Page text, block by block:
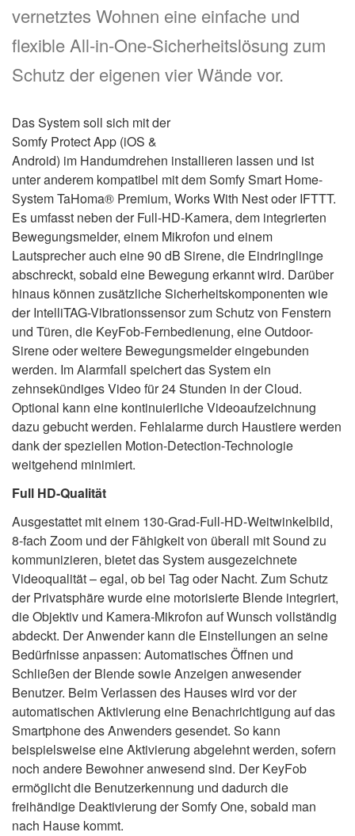
vernetztes Wohnen eine einfache und
flexible All-in-One-Sicherheitslösung zum
Schutz der eigenen vier Wände vor.
Das System soll sich mit der
Somfy Protect App (iOS &
Android) im Handumdrehen installieren lassen und ist
unter anderem kompatibel mit dem Somfy Smart Home-
System TaHoma® Premium, Works With Nest oder IFTTT.
Es umfasst neben der Full-HD-Kamera, dem integrierten
Bewegungsmelder, einem Mikrofon und einem
Lautsprecher auch eine 90 dB Sirene, die Eindringlinge
abschreckt, sobald eine Bewegung erkannt wird. Darüber
hinaus können zusätzliche Sicherheitskomponenten wie
der IntelliTAG-Vibrationssensor zum Schutz von Fenstern
und Türen, die KeyFob-Fernbedienung, eine Outdoor-
Sirene oder weitere Bewegungsmelder eingebunden
werden. Im Alarmfall speichert das System ein
zehnsekündiges Video für 24 Stunden in der Cloud.
Optional kann eine kontinuierliche Videoaufzeichnung
dazu gebucht werden. Fehlalarme durch Haustiere werden
dank der speziellen Motion-Detection-Technologie
weitgehend minimiert.
Full HD-Qualität
Ausgestattet mit einem 130-Grad-Full-HD-Weitwinkelbild,
8-fach Zoom und der Fähigkeit von überall mit Sound zu
kommunizieren, bietet das System ausgezeichnete
Videoqualität – egal, ob bei Tag oder Nacht. Zum Schutz
der Privatsphäre wurde eine motorisierte Blende integriert,
die Objektiv und Kamera-Mikrofon auf Wunsch vollständig
abdeckt. Der Anwender kann die Einstellungen an seine
Bedürfnisse anpassen: Automatisches Öffnen und
Schließen der Blende sowie Anzeigen anwesender
Benutzer. Beim Verlassen des Hauses wird vor der
automatischen Aktivierung eine Benachrichtigung auf das
Smartphone des Anwenders gesendet. So kann
beispielsweise eine Aktivierung abgelehnt werden, sofern
noch andere Bewohner anwesend sind. Der KeyFob
ermöglicht die Benutzerkennung und dadurch die
freihändige Deaktivierung der Somfy One, sobald man
nach Hause kommt.